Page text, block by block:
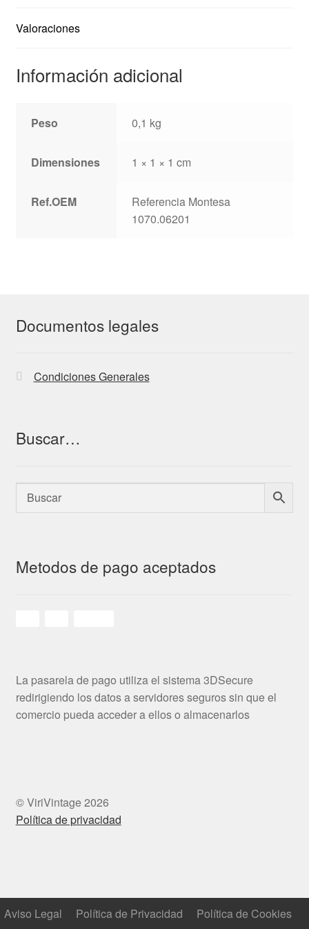
Valoraciones
Información adicional
Peso 0,1 kg
Dimensiones 1 × 1 × 1 cm
Ref.OEM
Referencia Montesa
1070.06201
Documentos legales
Condiciones Generales
Buscar…
Metodos de pago aceptados
La pasarela de pago utiliza el sistema 3DSecure
redirigiendo los datos a servidores seguros sin que el
comercio pueda acceder a ellos o almacenarlos
© ViriVintage 2026
Política de privacidad
Aviso Legal Política de Privacidad Política de Cookies